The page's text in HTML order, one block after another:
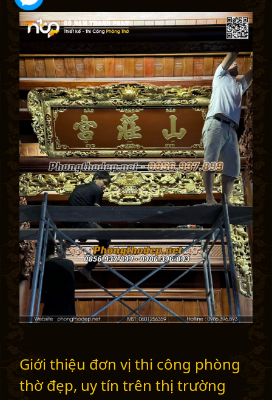
Giới thiệu đơn vị thi công phòng
thờ đẹp, uy tín trên thị trường